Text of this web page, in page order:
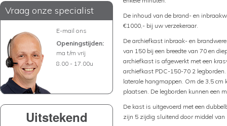
Vraag onze specialist
E-mail ons
Openingstijden:
ma t/m vrij
8.00 - 17.00u
Uitstekend
De inhoud van de brand- en
€1000,- bij uw verzekeraar.
De archiefkast inbraak- en
van 150 bij een breedte van 70 en
archiefkast is afgewerkt met een
archiefkast PDC-150-70 2
laterale hangmappen. Om de 3,5
plaatsen. De legborden kunnen een
De kast is uitgevoerd met een
zijn 5 zijdig sluitend door middel